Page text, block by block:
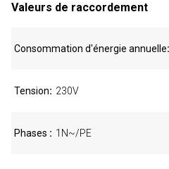
Valeurs de raccordement
Consommation d'énergie annuelle
Tension 230V
Phases 1N~/PE